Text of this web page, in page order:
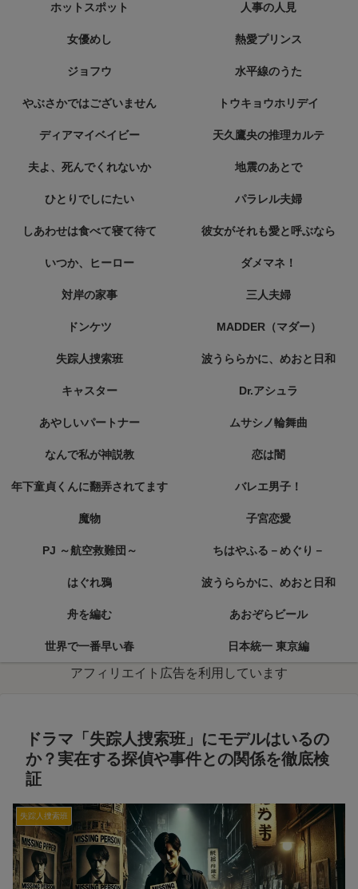
ホットスポット 人事の人見
女優めし 熱愛プリンス
ジョフウ 水平線のうた
やぶさかではございません トウキョウホリデイ
ディアマイベイビー 天久鷹央の推理カルテ
夫よ、死んでくれないか 地震のあとで
ひとりでしにたい パラレル夫婦
しあわせは食べて寝て待て 彼女がそれも愛と呼ぶなら
いつか、ヒーロー ダメマネ！
対岸の家事 三人夫婦
ドンケツ MADDER（マダー）
失踪人捜索班 波うららかに、めおと日和
キャスター Dr.アシュラ
あやしいパートナー ムサシノ輪舞曲
なんで私が神説教 恋は闇
年下童貞くんに翻弄されてます バレエ男子！
魔物 子宮恋愛
PJ ～航空救難団～ ちはやふる－めぐり－
はぐれ鴉 波うららかに、めおと日和
舟を編む あおぞらビール
世界で一番早い春 日本統一 東京編
アフィリエイト広告を利用しています
ドラマ「失踪人捜索班」にモデルはいるの
か？実在する探偵や事件との関係を徹底検
証
失踪人捜索班